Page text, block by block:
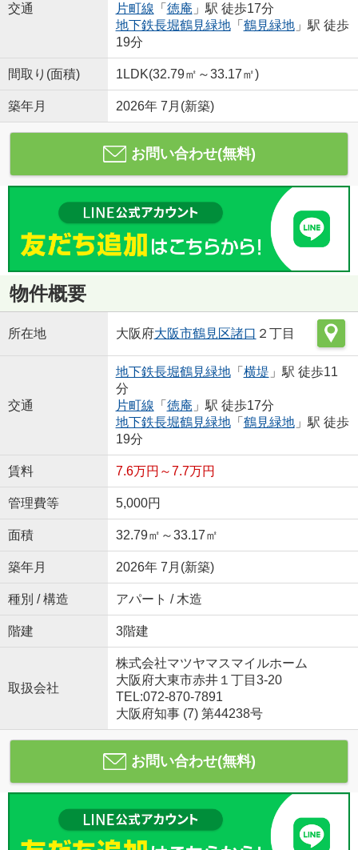
交通
片町線 「 徳庵 」駅 徒歩17分
地下鉄長堀鶴見緑地「 鶴見緑地」駅 徒歩
19分
間取り(面積) 1LDK(32.79㎡～33.17㎡)
築年月 2026年 7月(新築)
お問い合わせ(無料)
物件概要
所在地 大阪府大阪市鶴見区諸口 ２丁目
交通
地下鉄長堀鶴見緑地「 横堤 」駅 徒歩11
分
片町線 「 徳庵 」駅 徒歩17分
地下鉄長堀鶴見緑地「 鶴見緑地」駅 徒歩
19分
賃料 7.6万円～7.7万円
管理費等 5,000円
面積 32.79㎡～33.17㎡
築年月 2026年 7月(新築)
種別 / 構造 アパート / 木造
階建 3階建
取扱会社
株式会社マツヤマスマイルホーム
大阪府大東市赤井１丁目3-20
TEL:072-870-7891
大阪府知事 (7) 第44238号
お問い合わせ(無料)